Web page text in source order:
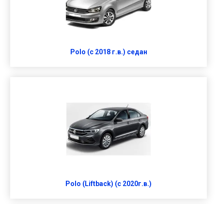
Polo (с 2018 г.в.) седан
Polo (Liftback) (c 2020г.в.)